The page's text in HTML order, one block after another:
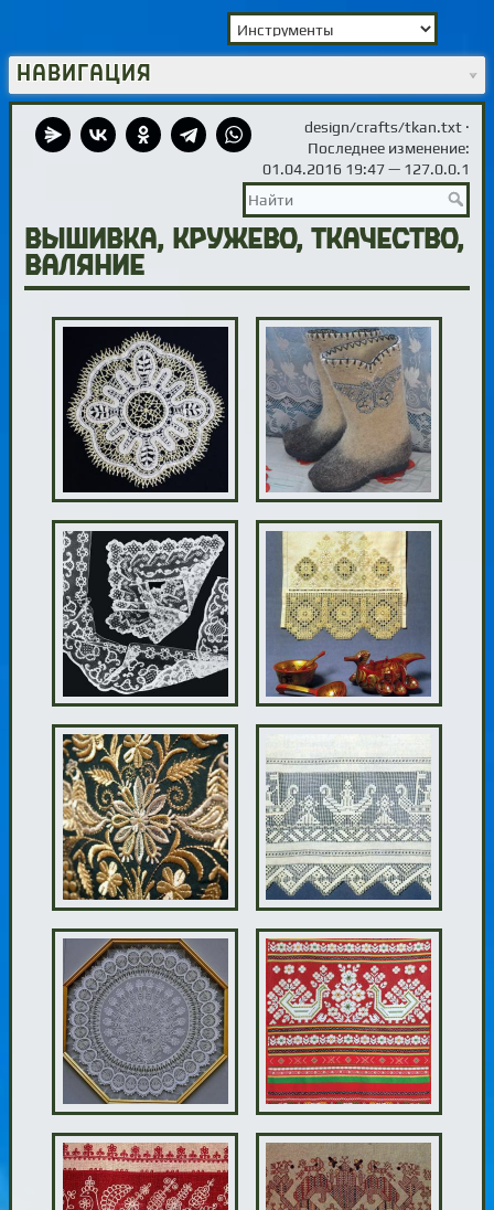
Навигация
design/crafts/tkan.txt·
Последнее изменение:
01.04.2016 19:47 — 127.0.0.1
Вышивка, кружево, ткачество,
валяние